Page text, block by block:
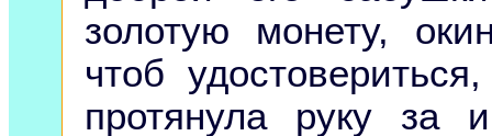
золотую монету,
чтоб
протянула руку за